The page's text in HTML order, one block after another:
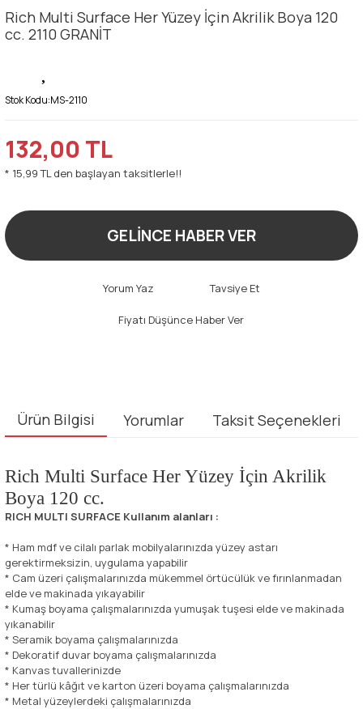
Rich Multi Surface Her Yüzey İçin Akrilik Boya 120
cc. 2110 GRANİT
Stok Kodu:MS-2110
132,00 TL
* 15,99 TL den başlayan taksitlerle!!
GELİNCE HABER VER
Yorum Yaz Tavsiye Et
Fiyatı Düşünce Haber Ver
Ürün Bilgisi Yorumlar Taksit Seçenekleri
Rich Multi Surface Her Yüzey İçin Akrilik
Boya 120 cc.
RICH MULTI SURFACE Kullanım alanları :
* Ham mdf ve cilalı parlak mobilyalarınızda yüzey astarı
gerektirmeksizin, uygulama yapabilir
* Cam üzeri çalışmalarınızda mükemmel örtücülük ve fırınlanmadan
elde ve makinada yıkayabilir
* Kumaş boyama çalışmalarınızda yumuşak tuşesi elde ve makinada
yıkanabilir
* Seramik boyama çalışmalarınızda
* Dekoratif duvar boyama çalışmalarınızda
* Kanvas tuvallerinizde
* Her türlü kâğıt ve karton üzeri boyama çalışmalarınızda
* Metal yüzeylerdeki çalışmalarınızda